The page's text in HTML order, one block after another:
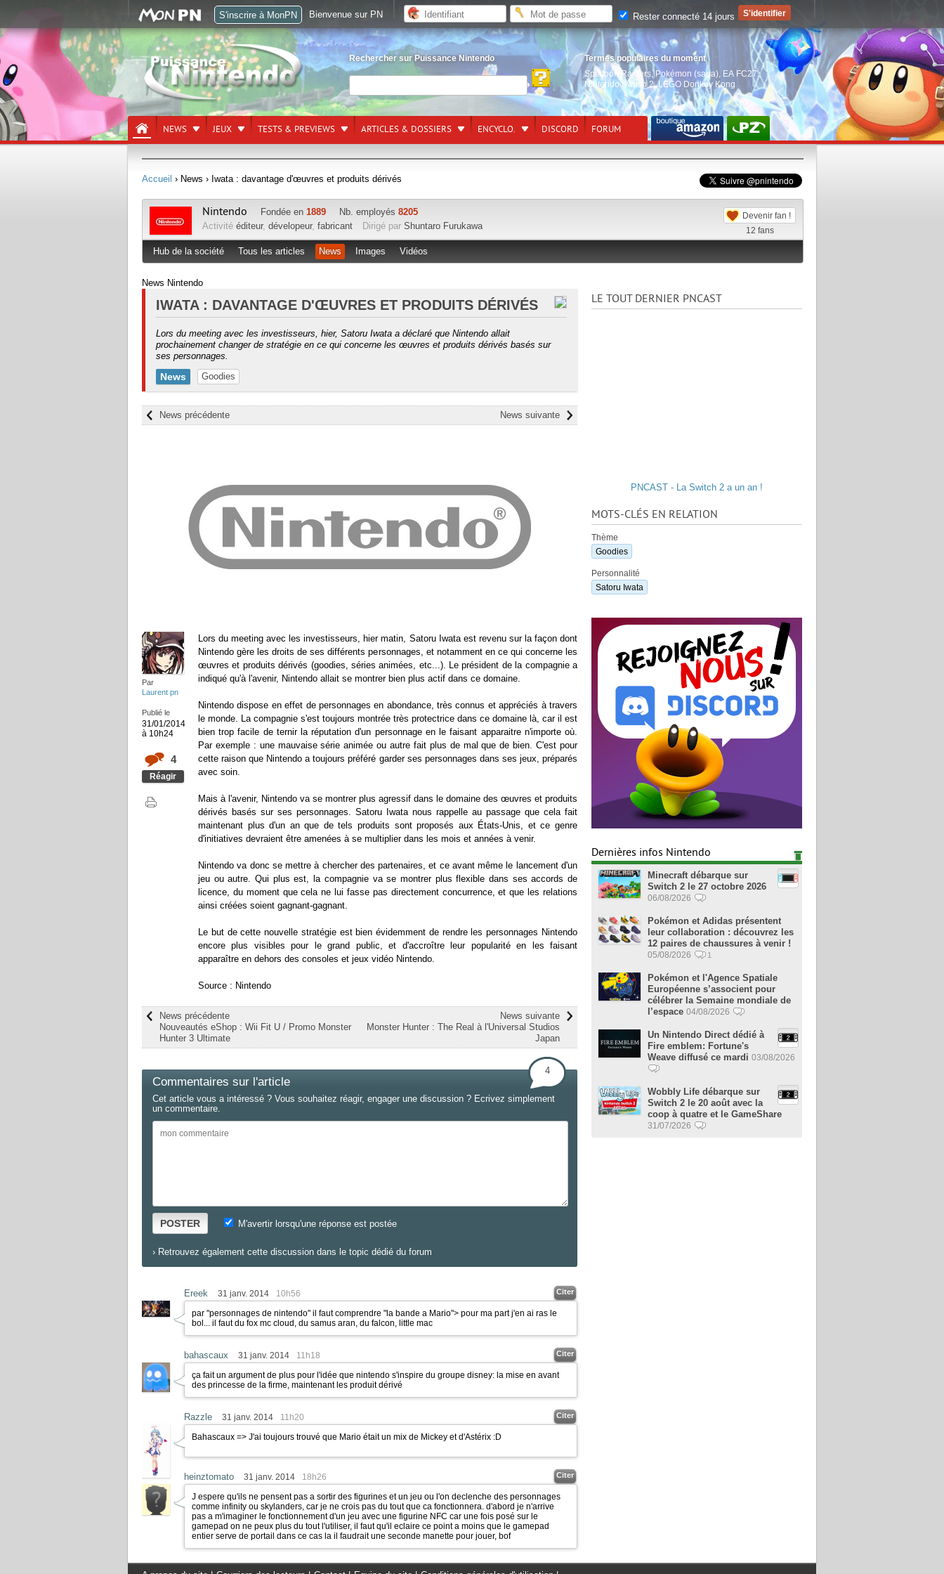
Rechercher sur Puissance Nintendo
Termes populaires du moment
Splatoon Raiders, Pokémon (saga) EA FC27,
Nintendo Switch 2,LEGO Donkey Kong
NEWS JEUX TESTS & PREVIEWS ARTICLES & DOSSIERS ENCYCLO. DISCORD FORUM
Accueil › News › Iwata : davantage d'œuvres et produits dérivés
Devenir fan !
12 fans
Nintendo Fondée en 1889 Nb. employés 8205
Activité éditeur, dévelopeur, fabricant Dirigé par Shuntaro Furukawa
Hub de la société Tous les articles News Images Vidéos
News Nintendo
IWATA : DAVANTAGE D'ŒUVRES ET PRODUITS DÉRIVÉS
Lors du meeting avec les investisseurs, hier, Satoru Iwata a déclaré que Nintendo allait
prochainement changer de stratégie en ce qui concerne les œuvres et produits dérivés basés sur
ses personnages.
News Goodies
News suivante
News précédente
Par
Laurent pn
Publié le
31/01/2014
à 10h24
4
Réagir
Lors du meeting avec les investisseurs, hier matin, Satoru Iwata est revenu sur la façon dont
Nintendo gère les droits de ses différents personnages, et notamment en ce qui concerne les
œuvres et produits dérivés (goodies, séries animées, etc...). Le président de la compagnie a
indiqué qu'à l'avenir, Nintendo allait se montrer bien plus actif dans ce domaine.
Nintendo dispose en effet de personnages en abondance, très connus et appréciés à travers
le monde. La compagnie s'est toujours montrée très protectrice dans ce domaine là, car il est
bien trop facile de ternir la réputation d'un personnage en le faisant apparaitre n'importe où.
Par exemple : une mauvaise série animée ou autre fait plus de mal que de bien. C'est pour
cette raison que Nintendo a toujours préféré garder ses personnages dans ses jeux, préparés
avec soin.
Mais à l'avenir, Nintendo va se montrer plus agressif dans le domaine des œuvres et produits
dérivés basés sur ses personnages. Satoru Iwata nous rappelle au passage que cela fait
maintenant plus d'un an que de tels produits sont proposés aux États-Unis, et ce genre
d'initiatives devraient être amenées à se multiplier dans les mois et années à venir.
Nintendo va donc se mettre à chercher des partenaires, et ce avant même le lancement d'un
jeu ou autre. Qui plus est, la compagnie va se montrer plus flexible dans ses accords de
licence, du moment que cela ne lui fasse pas directement concurrence, et que les relations
ainsi créées soient gagnant-gagnant.
Le but de cette nouvelle stratégie est bien évidemment de rendre les personnages Nintendo
encore plus visibles pour le grand public, et d'accroître leur popularité en les faisant
apparaître en dehors des consoles et jeux vidéo Nintendo.
Source : Nintendo
News suivante
Monster Hunter : The Real à l'Universal Studios
Japan
News précédente
Nouveautés eShop : Wii Fit U / Promo Monster
Hunter 3 Ultimate
Commentaires sur l'article
4
Cet article vous a intéressé ? Vous souhaitez réagir, engager une discussion ? Ecrivez simplement
un commentaire.
POSTER M'avertir lorsqu'une réponse est postée
› Retrouvez également cette discussion dans le topic dédié du forum
Ereek 31 janv. 2014 10h56 Citer
par "personnages de nintendo" il faut comprendre "la bande a Mario"> pour ma part j'en ai ras le
bol... il faut du fox mc cloud, du samus aran, du falcon, little mac
bahascaux 31 janv. 2014 11h18 Citer
ça fait un argument de plus pour l'idée que nintendo s'inspire du groupe disney: la mise en avant
des princesse de la firme, maintenant les produit dérivé
Razzle 31 janv. 2014 11h20 Citer
Bahascaux => J'ai toujours trouvé que Mario était un mix de Mickey et d'Astérix :D
heinztomato 31 janv. 2014 18h26 Citer
J espere qu'ils ne pensent pas a sortir des figurines et un jeu ou l'on declenche des personnages
comme infinity ou skylanders, car je ne crois pas du tout que ca fonctionnera. d'abord je n'arrive
pas a m'imaginer le fonctionnement d'un jeu avec une figurine NFC car une fois posé sur le
gamepad on ne peux plus du tout l'utiliser, il faut qu'il eclaire ce point a moins que le gamepad
entier serve de portail dans ce cas la il faudrait une seconde manette pour jouer, bof
LE TOUT DERNIER PNCAST
PNCAST - La Switch 2 a un an !
MOTS-CLÉS EN RELATION
Thème
Goodies
Personnalité
Satoru Iwata
Dernières infos Nintendo
Minecraft débarque sur
Switch 2 le 27 octobre 2026
06/08/2026
Pokémon et Adidas présentent
leur collaboration : découvrez les
12 paires de chaussures à venir !
05/08/2026 1
Pokémon et l'Agence Spatiale
Européenne s’associent pour
célébrer la Semaine mondiale de
l’espace 04/08/2026
Un Nintendo Direct dédié à
Fire emblem: Fortune's
Weave diffusé ce mardi 03/08/2026
Wobbly Life débarque sur
Switch 2 le 20 août avec la
coop à quatre et le GameShare
31/07/2026
S'inscrire à MonPN Bienvenue sur PN Rester connecté 14 jours